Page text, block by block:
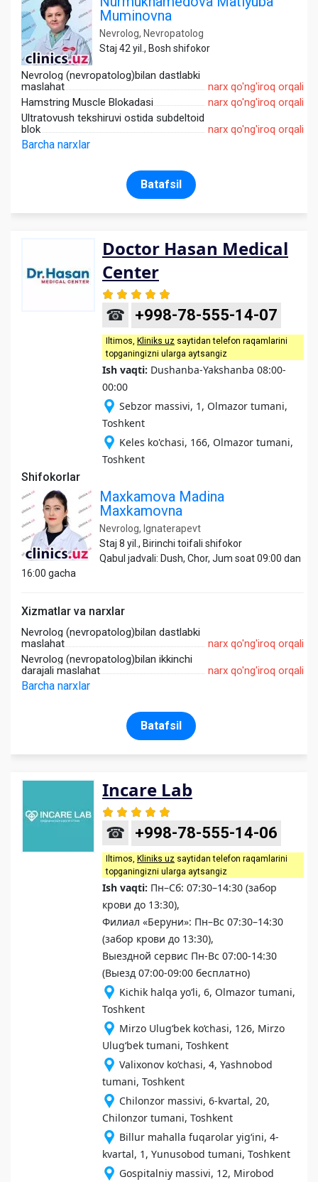
Muminovna
Nevrolog, Nevropatolog
Staj 42 yil., Bosh shifokor
Nevrolog (nevropatolog)bilan dastlabki
maslahat
narx qo'ng'iroq orqali
Hamstring Muscle Blokadasi
narx qo'ng'iroq orqali
Ultratovush tekshiruvi ostida subdeltoid
blok
narx qo'ng'iroq orqali
Barcha narxlar
Batafsil
Doctor Hasan Medical
Center
☎ +998-78-555-14-07
Iltimos, Kliniks uz saytidan telefon raqamlarini
topganingizni ularga aytsangiz
Ish vaqti: Dushanba-Yakshanba 08:00-
00:00
Sebzor massivi, 1, Olmazor tumani,
Toshkent
Keles ko'chasi, 166, Olmazor tumani,
Toshkent
Shifokorlar
Maxkamova Madina
Maxkamovna
Nevrolog, Ignaterapevt
Staj 8 yil., Birinchi toifali shifokor
Qabul jadvali: Dush, Chor, Jum soat 09:00 dan
16:00 gacha
Xizmatlar va narxlar
Nevrolog (nevropatolog)bilan dastlabki
maslahat
narx qo'ng'iroq orqali
Nevrolog (nevropatolog)bilan ikkinchi
darajali maslahat
narx qo'ng'iroq orqali
Barcha narxlar
Batafsil
Incare Lab
☎ +998-78-555-14-06
Iltimos, Kliniks uz saytidan telefon raqamlarini
topganingizni ularga aytsangiz
Ish vaqti: Пн–Сб: 07:30–14:30 (забор
крови до 13:30),
Филиал «Беруни»: Пн–Вс 07:30–14:30
(забор крови до 13:30),
Выездной сервис Пн-Вс 07:00-14:30
(Выезд 07:00-09:00 бесплатно)
Kichik halqa yoʻli, 6, Olmazor tumani,
Toshkent
Mirzo Ulugʻbek ko‘chasi, 126, Mirzo
Ulugʻbek tumani, Toshkent
Valixonov ko‘chasi, 4, Yashnobod
tumani, Toshkent
Chilonzor massivi, 6-kvartal, 20,
Chilonzor tumani, Toshkent
Billur mahalla fuqarolar yig‘ini, 4-
kvartal, 1, Yunusobod tumani, Toshkent
Gospitalniy massivi, 12, Mirobod